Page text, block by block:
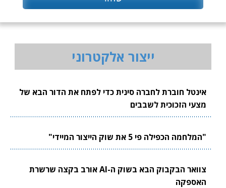
ייצור אלקטרוני
אינטל חוברת לחברה סינית כדי לפתח את הדור הבא של
מצעי הזכוכית לשבבים
"המלחמה הכפילה פי 5 את שוק הייצור המיידי"
צוואר הבקבוק הבא בשוק ה-AI אורב בקצה שרשרת
האספקה